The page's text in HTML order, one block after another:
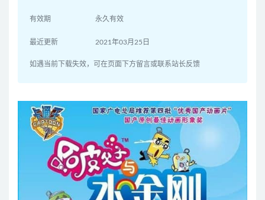
有效期 永久有效
最近更新 2021年03月25日
如遇当前下载失效，可在页面下方留言或联系站长反馈